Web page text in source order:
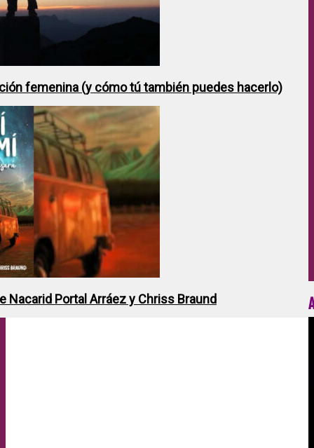
femenina (y cómo tú también puedes hacerlo)
Nacarid Portal Arráez y Chriss Braund